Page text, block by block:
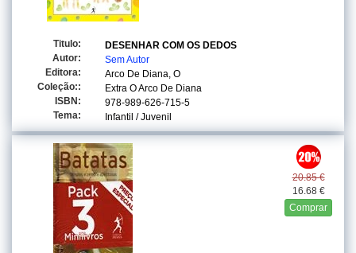
Titulo:
DESENHAR COM OS DEDOS
Autor:
Sem Autor
Editora:
Arco De Diana, O
Coleção::
Extra O Arco De Diana
ISBN:
978-989-626-715-5
Tema:
Infantil / Juvenil
20.85 €
16.68 €
Comprar